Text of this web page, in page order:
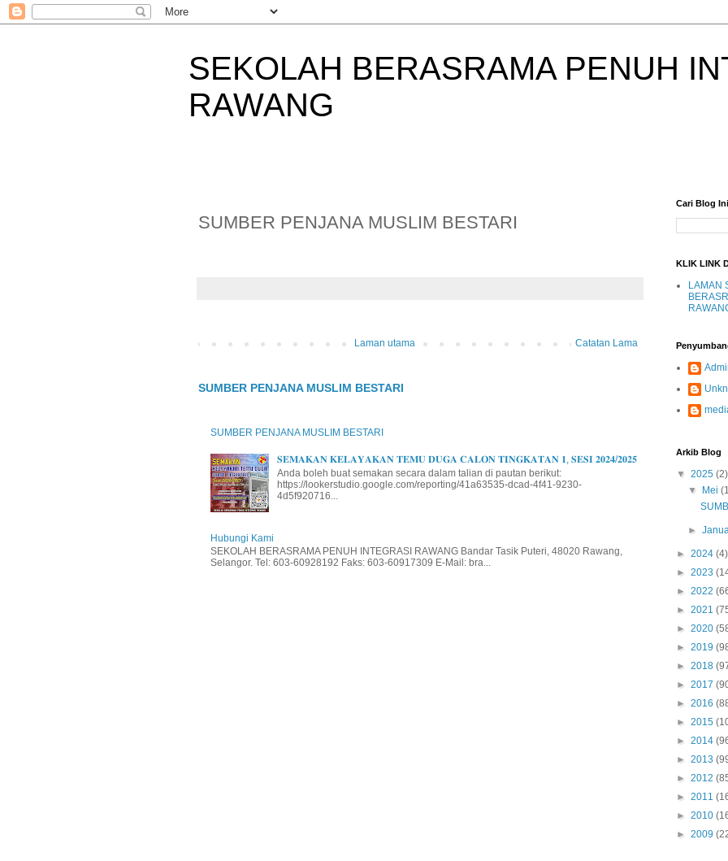
SEKOLAH BERASRAMA PENUH
RAWANG
SUMBER PENJANA MUSLIM BESTARI
Catatan Lama
Laman utama
SUMBER PENJANA MUSLIM BESTARI
SUMBER PENJANA MUSLIM BESTARI
𝐒𝐄𝐌𝐀𝐊𝐀𝐍 𝐊𝐄𝐋𝐀𝐘𝐀𝐊𝐀𝐍 𝐓𝐄𝐌𝐔 𝐃𝐔𝐆𝐀 𝐂𝐀𝐋𝐎𝐍 𝐓𝐈𝐍𝐆𝐊𝐀𝐓𝐀𝐍 𝟏, 𝐒𝐄𝐒𝐈 𝟐𝟎𝟐𝟒/𝟐𝟎𝟐𝟓
Anda boleh buat semakan secara dalam talian di pautan berikut:
https://lookerstudio.google.com/reporting/41a63535-dcad-4f41-9230-
4d5f920716...
Hubungi Kami
SEKOLAH BERASRAMA PENUH INTEGRASI RAWANG Bandar Tasik Puteri, 48020 Rawang,
Selangor. Tel: 603-60928192 Faks: 603-60917309 E-Mail: bra...
Cari Blog Ini
KLIK LINK
LAMAN
Arkib Blog
▼ 2025 (2)
▼
Mei
►
► 2024 (4)
► 2023
► 2022
► 2021
► 2020
► 2019
► 2018
► 2017
► 2016
► 2015
► 2014
► 2013
► 2012
► 2011
► 2010
► 2009